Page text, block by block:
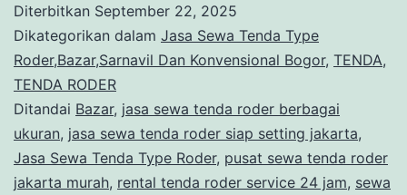
Type
Konvensional
Bogor
Diterbitkan September 22, 2025
Dikategorikan dalam Jasa Sewa Tenda Type
Roder,Bazar,Sarnavil Dan Konvensional Bogor, TENDA,
TENDA RODER
Ditandai Bazar, jasa sewa tenda roder berbagai
ukuran, jasa sewa tenda roder siap setting jakarta,
Jasa Sewa Tenda Type Roder, pusat sewa tenda roder
jakarta murah, rental tenda roder service 24 jam, sewa